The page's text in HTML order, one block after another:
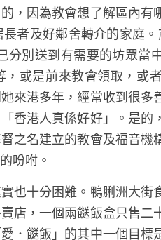
認識及關心坊眾的需要
，因為教會想了解區內有
者及好鄰舍轉介的家庭
別送到有需要的坊眾當中
是前來教會領取，或者送
多年，經常收到很多善心
建立的教會及福音機構分
。